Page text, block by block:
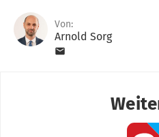
Von:
Arnold Sorg